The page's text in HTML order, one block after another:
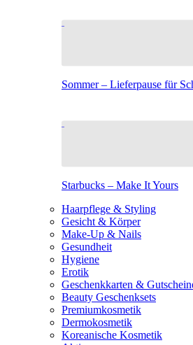
Sommer – Lieferpause für
Starbucks – Make It Yours
Haarpflege & Styling
Gesicht & Körper
Make-Up & Nails
Gesundheit
Hygiene
Erotik
Geschenkkarten &
Beauty Geschenksets
Premiumkosmetik
Dermokosmetik
Koreanische Kosmetik